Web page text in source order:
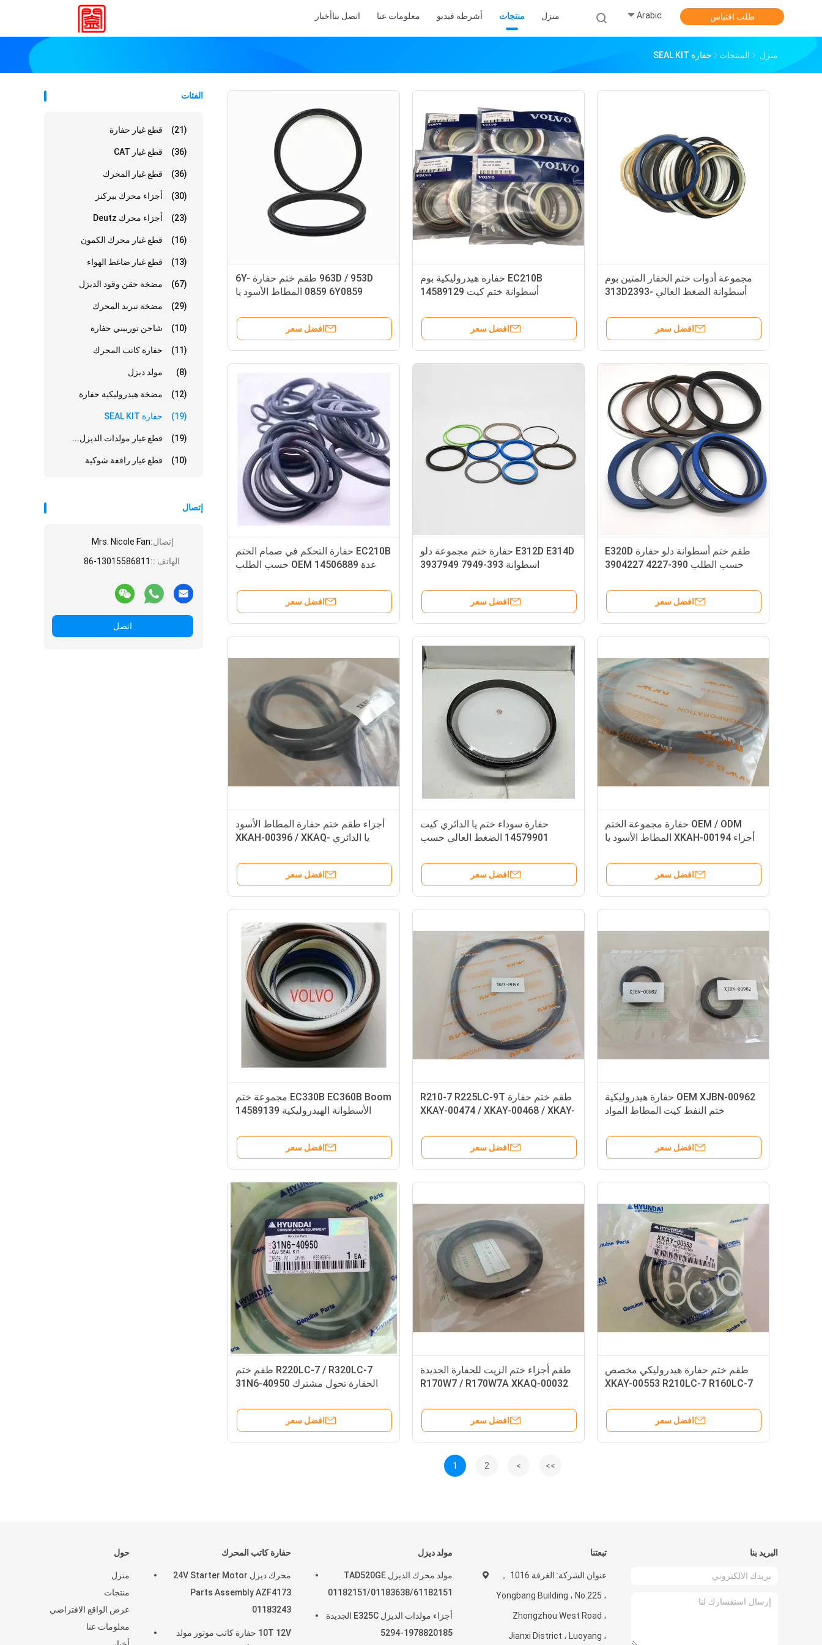
منزل منتجات أشرطة فيديو معلومات عنا اتصل بناأخبار Arabic طلب اقتباس
منزل المنتجات حفارة SEAL KIT
الفئات
قطع غيار حفارة (21)
قطع غيار CAT (36)
قطع غيار المحرك (36)
أجزاء محرك بيركنز (30)
أجزاء محرك Deutz (23)
قطع غيار محرك الكمون (16)
قطع غيار ضاغط الهواء (13)
مضخة حقن وقود الديزل (67)
مضخة تبريد المحرك (29)
شاحن توربيني حفارة (10)
حفارة كاتب المحرك (11)
مولد ديزل (8)
مضخة هيدروليكية حفارة (12)
حفارة SEAL KIT (19)
قطع غيار مولدات الديزل... (19)
قطع غيار رافعة شوكية (10)
إتصال
إتصال:Mrs. Nicole Fan
الهاتف :: 86-13015586811
اتصل
963D / 953D طقم ختم حفارة 6Y-
0859 6Y0859 المطاط الأسود يا
افضل سعر
EC210B حفارة هيدروليكية بوم
أسطوانة ختم كيت 14589129
افضل سعر
مجموعة أدوات ختم الحفار المتين بوم
أسطوانة الضغط العالي 313D2393-
افضل سعر
EC210B حفارة التحكم في صمام الختم
عدة OEM 14506889 حسب الطلب
افضل سعر
E312D E314D حفارة ختم مجموعة دلو
اسطوانة 393-7949 3937949
افضل سعر
طقم ختم أسطوانة دلو حفارة E320D
حسب الطلب 390-4227 3904227
افضل سعر
أجزاء طقم ختم حفارة المطاط الأسود
يا الدائري XKAH-00396 / XKAQ-
افضل سعر
حفارة سوداء ختم يا الدائري كيت
14579901 الضغط العالي حسب
افضل سعر
OEM / ODM حفارة مجموعة الختم
أجزاء XKAH-00194 المطاط الأسود يا
افضل سعر
EC330B EC360B Boom مجموعة ختم
الأسطوانة الهيدروليكية 14589139
افضل سعر
طقم ختم حفارة R210-7 R225LC-9T
XKAY-00474 / XKAY-00468 / XKAY-
افضل سعر
OEM XJBN-00962 حفارة هيدروليكية
ختم النفط كيت المطاط المواد
افضل سعر
R220LC-7 / R320LC-7 طقم ختم
الحفارة تحول مشترك 31N6-40950
افضل سعر
طقم أجزاء ختم الزيت للحفارة الجديدة
R170W7 / R170W7A XKAQ-00032
افضل سعر
طقم ختم حفارة هيدروليكي مخصص
XKAY-00553 R210LC-7 R160LC-7
افضل سعر
1 2 > >>
حول
منزل
منتجات
عرض الواقع الافتراضي
معلومات عنا
حفارة كاتب المحرك
محرك ديزل 24V Starter Motor
Parts Assembly AZF4173
01183243
10T 12V حفارة كاتب موتور مولد
مولد ديزل
مولد محرك الديزل TAD520GE
01182151/01183638/61182151
أجزاء مولدات الديزل E325C الجديدة
1978820185-5294
تبعتنا
عنوان الشركة: الغرفة 1016 ，
Yongbang Building ، No.225 ،
Zhongzhou West Road ،
Jianxi District ، Luoyang ،
البريد بنا